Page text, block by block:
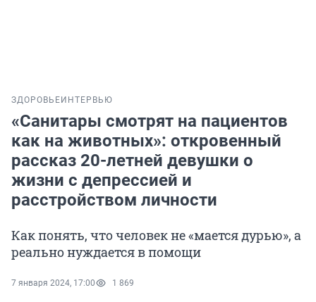
ЗДОРОВЬЕ ИНТЕРВЬЮ
«Санитары смотрят на пациентов
как на животных»: откровенный
рассказ 20-летней девушки о
жизни с депрессией и
расстройством личности
Как понять, что человек не «мается дурью», а
реально нуждается в помощи
7 января 2024, 17:00 1 869